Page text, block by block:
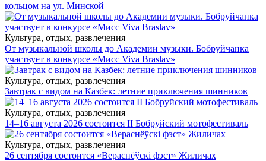
кольцом на ул. Минской
Культура, отдых, развлечения
От музыкальной школы до Академии музыки. Бобруйчанка
участвует в конкурсе «Мисс Viva Braslav»
Культура, отдых, развлечения
Завтрак с видом на Казбек: летние приключения шинников
Культура, отдых, развлечения
14–16 августа 2026 состоится II Бобруйский мотофестиваль
Культура, отдых, развлечения
26 сентября состоится «Вераснёўскі фэст» Жиличах